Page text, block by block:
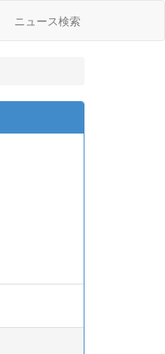
ニュース検索